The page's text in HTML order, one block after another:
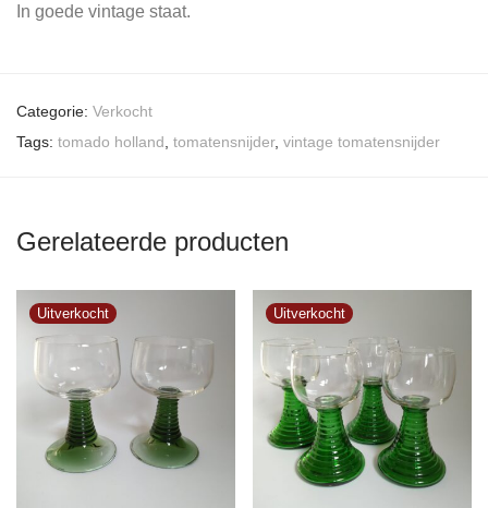
In goede vintage staat.
Categorie: Verkocht
Tags: tomado holland tomatensnijder, vintage tomatensnijder
Gerelateerde producten